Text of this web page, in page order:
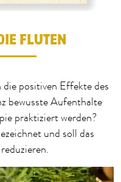
FLUTEN
die positiven Effekte des
bewusste Aufenthalte
praktiziert werden?
und soll das